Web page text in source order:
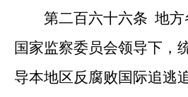
第二百六十六条 地方
国家监察委员会领导下，
导本地区反腐败国际追逃